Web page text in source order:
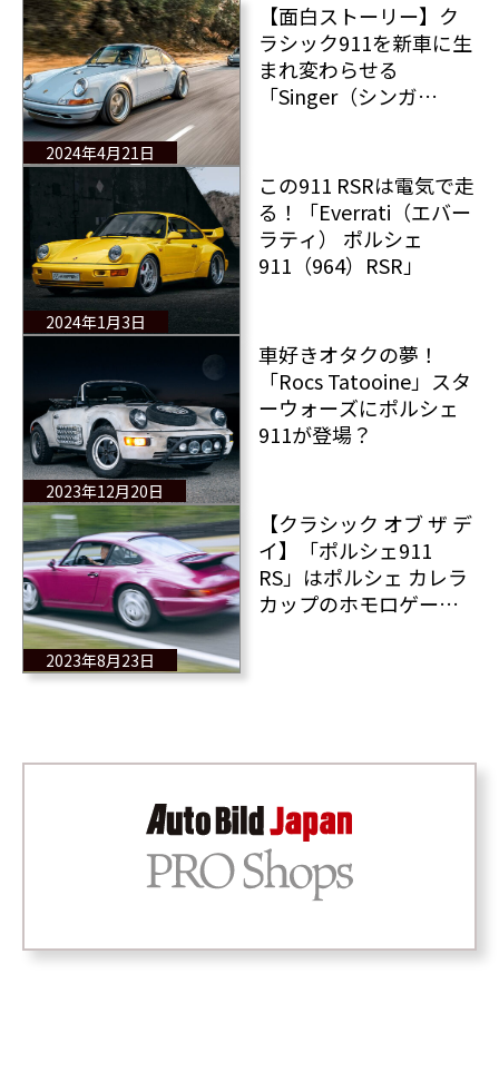
2024年4月21日
【面白ストーリー】ク
ラシック911を新車に生
まれ変わらせる
「Singer（シンガ
2024年1月3日
この911 RSRは電気で走
る！「Everrati（エバー
ラティ） ポルシェ
911（964）RSR」
2023年12月20日
車好きオタクの夢！
「Rocs Tatooine」スタ
ーウォーズにポルシェ
911が登場？
2023年8月23日
【クラシック オブ ザ デ
イ】「ポルシェ911
RS」はポルシェ カレラ
カップのホモロゲーシ